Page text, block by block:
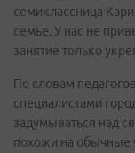
семиклассница
семье. У нас не
занятие только
По словам
специалистами
задумываться над
похожи на обычные